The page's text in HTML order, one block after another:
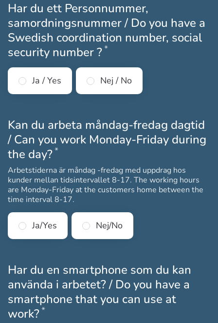
Har du ett Personnummer,
samordningsnummer / Do you have a
Swedish coordination number, social
security number ?*Obligatoriskt
Ja / Yes Nej / No
Kan du arbeta måndag-fredag dagtid
/ Can you work Monday-Friday during
the day?*Obligatoriskt
Arbetstiderna är måndag -fredag med uppdrag hos
kunder mellan tidsintervallet 8-17. The working hours
are Monday-Friday at the customers home between the
time interval 8-17.
Ja/Yes Nej/No
Har du en smartphone som du kan
använda i arbetet? / Do you have a
smartphone that you can use at
work?*Obligatoriskt